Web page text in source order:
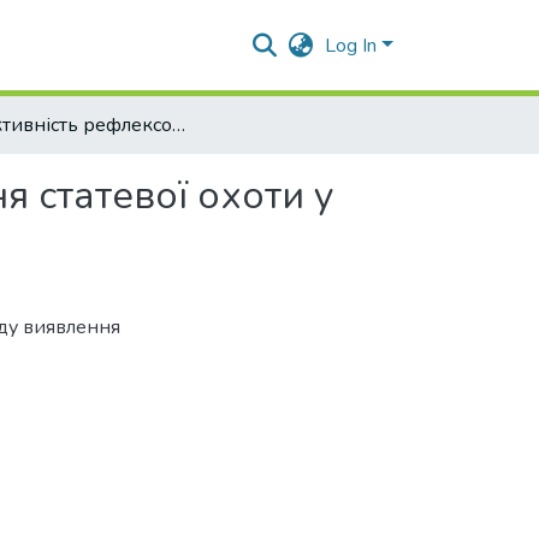
Log In
Ефективність рефлексологічного методу виявлення статевої охоти у телиць
статевої охоти у
виявлення